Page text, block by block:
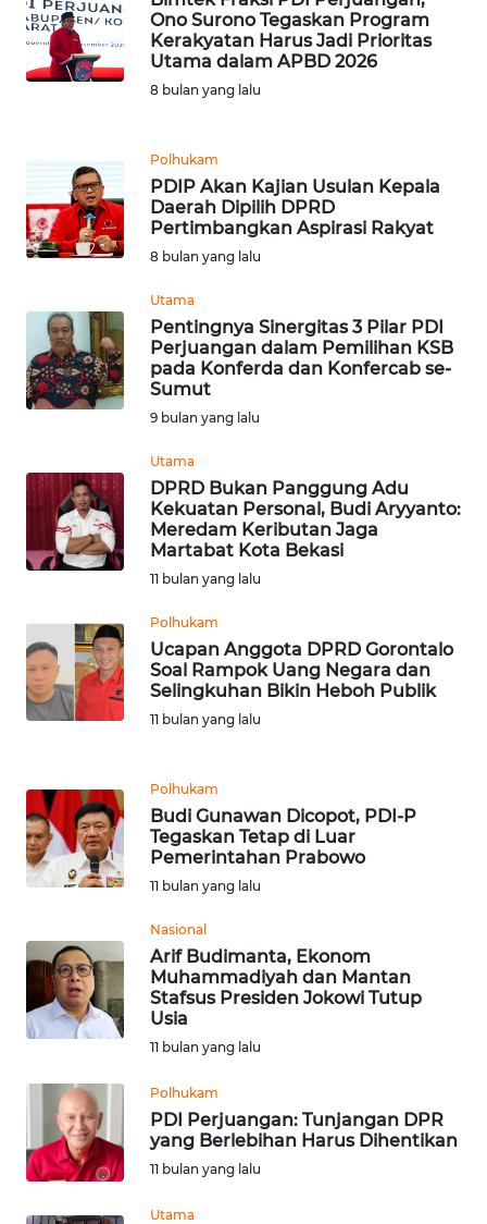
Ono Surono Tegaskan Program
Kerakyatan Harus Jadi Prioritas
Utama dalam APBD 2026
8 bulan yang lalu
Polhukam
PDIP Akan Kajian Usulan Kepala
Daerah Dipilih DPRD
Pertimbangkan Aspirasi Rakyat
8 bulan yang lalu
Utama
Pentingnya Sinergitas 3 Pilar PDI
Perjuangan dalam Pemilihan KSB
pada Konferda dan Konfercab se-
Sumut
9 bulan yang lalu
Utama
DPRD Bukan Panggung Adu
Kekuatan Personal, Budi Aryyanto:
Meredam Keributan Jaga
Martabat Kota Bekasi
11 bulan yang lalu
Polhukam
Ucapan Anggota DPRD Gorontalo
Soal Rampok Uang Negara dan
Selingkuhan Bikin Heboh Publik
11 bulan yang lalu
Polhukam
Budi Gunawan Dicopot, PDI-P
Tegaskan Tetap di Luar
Pemerintahan Prabowo
11 bulan yang lalu
Nasional
Arif Budimanta, Ekonom
Muhammadiyah dan Mantan
Stafsus Presiden Jokowi Tutup
Usia
11 bulan yang lalu
Polhukam
PDI Perjuangan: Tunjangan DPR
yang Berlebihan Harus Dihentikan
11 bulan yang lalu
Utama
WN
KALTARA
WN
KALTIM
WN
GORONTALO
WN
MALUKU
MALUT
WN
DAIRI
DANAU
TOBA
WN
NIAS
WN
LANGKAT
WN
WN
TANJUNG
LESUNG